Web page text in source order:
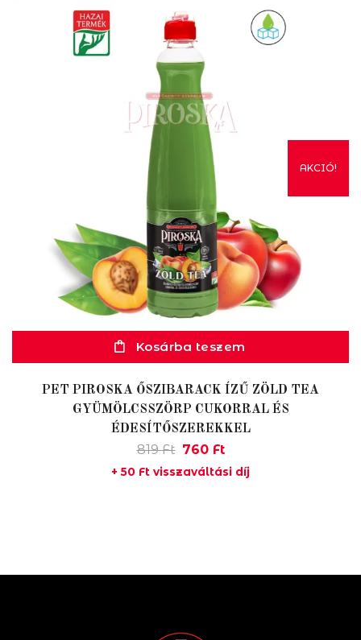
819 Ft.
760 Ft.
AKCIÓ!
Kosárba teszem
PET PIROSKA ŐSZIBARACK ÍZŰ ZÖLD TEA
GYÜMÖLCSSZÖRP CUKORRAL ÉS
ÉDESÍTŐSZEREKKEL
819Ft Original
price
760 FtCurrent
price
+50 Ft visszaváltási díj